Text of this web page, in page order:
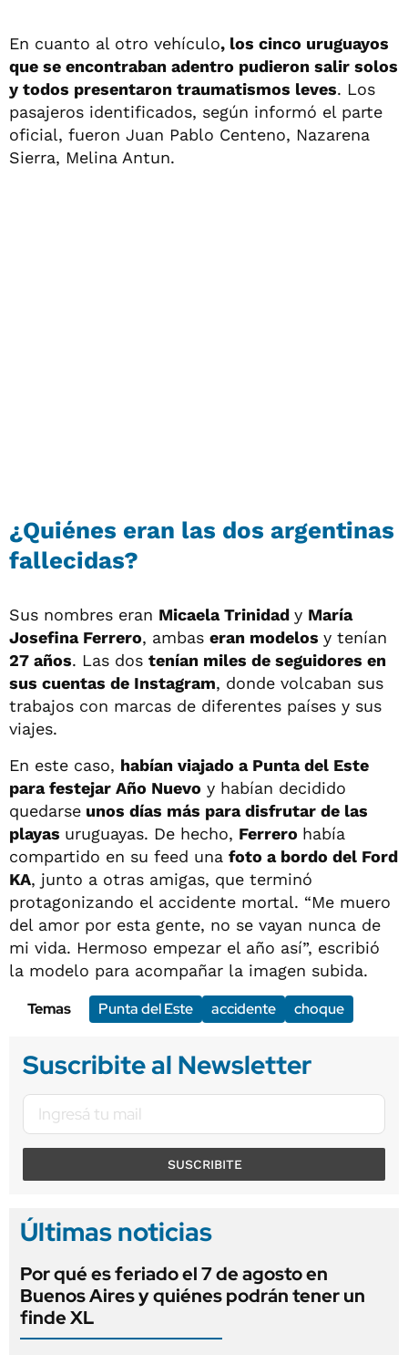
En cuanto al otro vehículo, los cinco uruguayos
que se encontraban adentro pudieron salir solos
y todos presentaron traumatismos leves. Los
pasajeros identificados, según informó el parte
oficial, fueron Juan Pablo Centeno, Nazarena
Sierra, Melina Antun.
¿Quiénes eran las dos argentinas
fallecidas?
Sus nombres eran Micaela Trinidad y María
Josefina Ferrero, ambas eran modelos y tenían
27 años. Las dos tenían miles de seguidores en
sus cuentas de Instagram, donde volcaban sus
trabajos con marcas de diferentes países y sus
viajes.
En este caso, habían viajado a Punta del Este
para festejar Año Nuevo y habían decidido
quedarse unos días más para disfrutar de las
playas uruguayas. De hecho, Ferrero había
compartido en su feed una foto a bordo del Ford
KA, junto a otras amigas, que terminó
protagonizando el accidente mortal. “Me muero
del amor por esta gente, no se vayan nunca de
mi vida. Hermoso empezar el año así”, escribió
la modelo para acompañar la imagen subida.
Temas
Punta del Este accidente choque
Suscribite al Newsletter
SUSCRIBITE
Últimas noticias
Por qué es feriado el 7 de agosto en
Buenos Aires y quiénes podrán tener un
finde XL